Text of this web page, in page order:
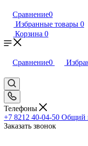
Сравнение0
Избранные товары 0
Корзина 0
Сравнение0
Телефоны
+7 8212 40-04-50 Общий
Заказать звонок